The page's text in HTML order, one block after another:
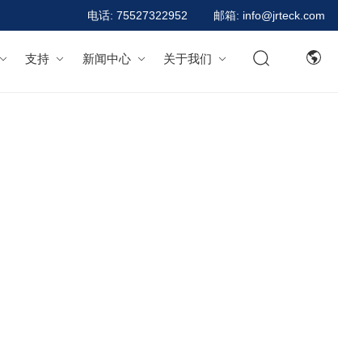
电话: 75527322952 邮箱: info@jrteck.com
支持 新闻中心 关于我们